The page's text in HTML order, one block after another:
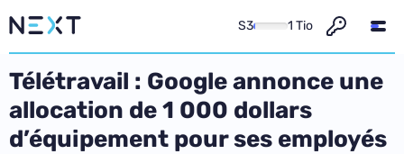
S3 1 Tio
Télétravail : Google annonce une
allocation de 1 000 dollars
d’équipement pour ses employés